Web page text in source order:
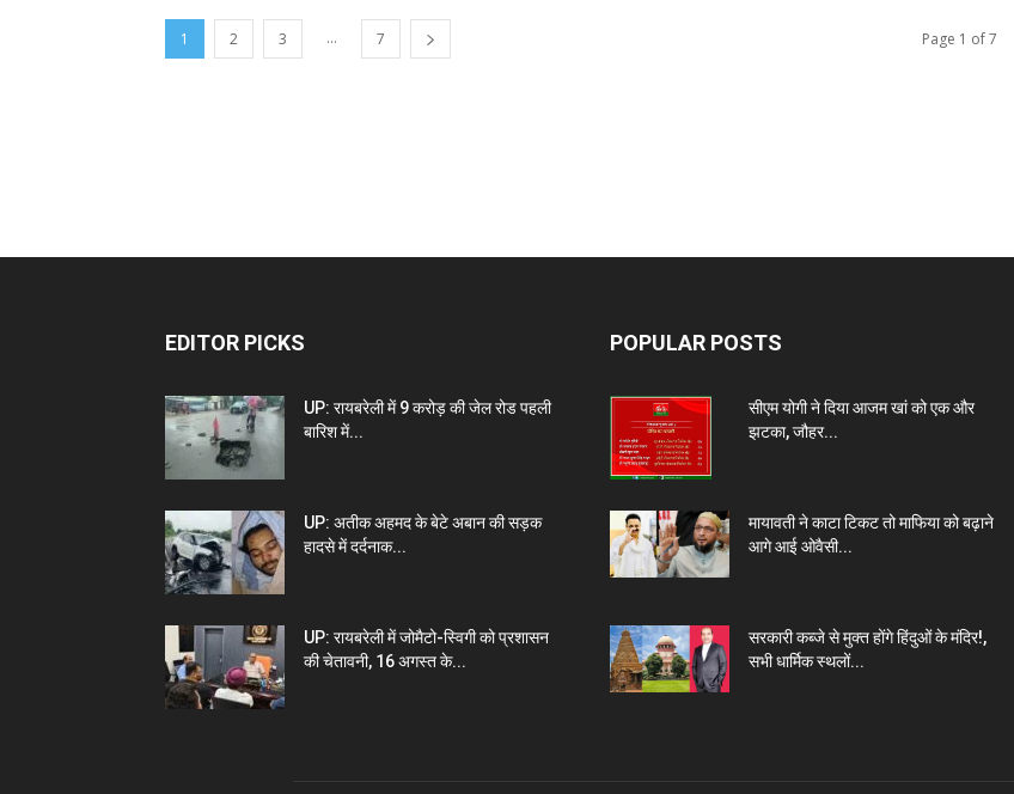
1 2 3 ... 7 Page 1 of 7
EDITOR PICKS
UP: रायबरेली में 9 करोड़ की जेल रोड पहली
बारिश में...
UP: अतीक अहमद के बेटे अबान की सड़क
हादसे में दर्दनाक...
UP: रायबरेली में जोमैटो-स्विगी को प्रशासन
की चेतावनी, 16 अगस्त के...
POPULAR POSTS
सीएम योगी ने दिया आजम खां को एक और
झटका, जौहर...
मायावती ने काटा टिकट तो माफिया को बढ़ाने
आगे आई ओवैसी...
सरकारी कब्जे से मुक्त होंगे हिंदुओं के मंदिर!,
सभी धार्मिक स्थलों...